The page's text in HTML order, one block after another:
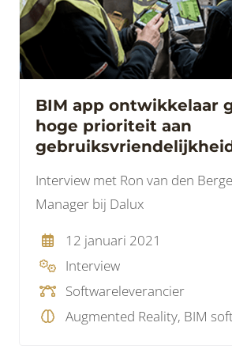
BIM app ontwikkelaar
hoge prioriteit aan
Interview met Ron van den
Manager bij Dalux
12 januari 2021
Interview
Softwareleverancier